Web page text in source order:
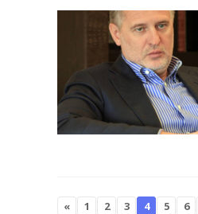
« 1 2 3 4 5 6